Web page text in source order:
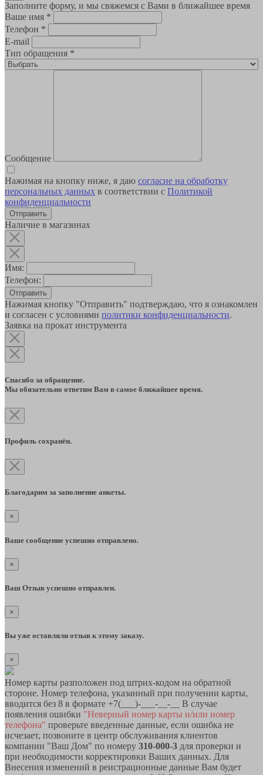
Заполните форму, и мы свяжемся с Вами в ближайшее время
Ваше имя *
Телефон *
E-mail
Тип обращения *
Сообщение
Нажимая на кнопку ниже, я даю согласие на обработку
персональных данных в соответствии с Политикой
конфиденциальности
Наличие в магазинах
Имя:
Телефон:
Отправить
Нажимая кнопку "Отправить" подтверждаю, что я ознакомлен
и согласен с условиями политики конфиденциальности.
Заявка на прокат инструмента
Спасибо за обращение.
Мы обязательно ответим Вам в самое ближайшее время.
Профиль сохранён.
Благодарим за заполнение анкеты.
×
Ваше сообщение успешно отправлено.
×
Ваш Отзыв успешно отправлен.
×
Вы уже оставляли отзыв к этому заказу.
×
Номер карты разположен под штрих-кодом на обратной
стороне. Номер телефона, указанный при получении карты,
вводится без 8 в формате +7(___)-___-__-__ В случае
появления ошибки "Неверный номер карты и/или номер
телефона" проверьте введенные данные, если ошибка не
исчезает, позвоните в центр обслуживания клиентов
компании "Ваш Дом" по номеру 310-000-3 для проверки и
при необходимости корректировки Ваших данных. Для
Внесения изменений в реистрационные данные Вам будет